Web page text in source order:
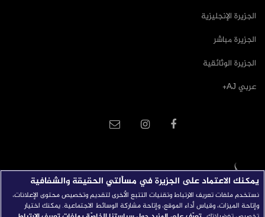
الجزيرة الإنجليزية
الجزيرة مباشر
الجزيرة الوثائقية
عربي AJ+
يمكنك الاعتماد على الجزيرة في مسألتي الحقيقة والشفافية
نستخدم ملفات تعريف الارتباط وتقنيات التتبع الأخرى لتقديم وتخصيص محتوى الإعلانات،
وإتاحة الميزات، وقياس أداء الموقع، وإتاحة مشاركة الوسائط الاجتماعية. يمكنك اختيار